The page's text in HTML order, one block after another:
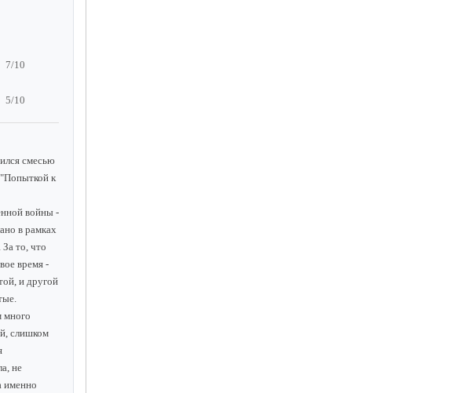
7/10
5/10
смесью
к
войны -
в рамках
то, что
время -
и другой
много
слишком
не
именно